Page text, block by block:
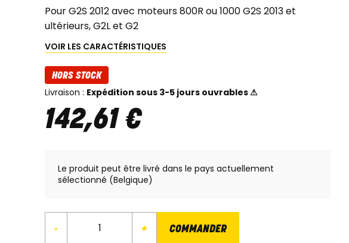
Pour G2S 2012 avec moteurs 800R ou 1000 G2S 2013 et
ultérieurs, G2L et G2
VOIR LES CARACTÉRISTIQUES
HORS STOCK
Livraison : Expédition sous 3-5 jours ouvrables ⚠
142,61 €
Le produit peut être livré dans le pays actuellement
sélectionné (Belgique)
- + COMMANDER